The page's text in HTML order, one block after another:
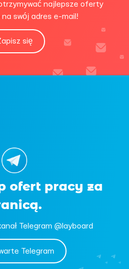
najlepsze oferty
swój adres e-mail!
się
ofert pracy za
Telegram @layboard
Telegram